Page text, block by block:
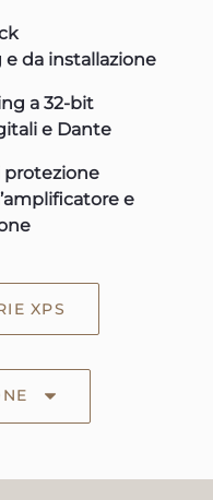
da installazione
a 32-bit
e Dante
protezione
e
XPS